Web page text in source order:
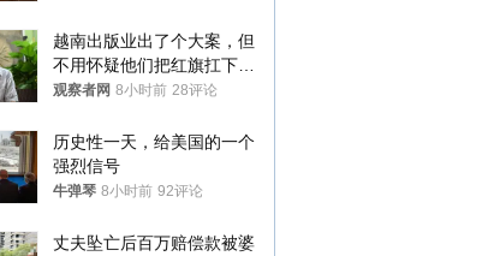
越南出版业出了个大案，但
不用怀疑他们把红旗扛下去
的决心
观察者网 8小时前 28评论
历史性一天，给美国的一个
强烈信号
牛弹琴 8小时前 92评论
丈夫坠亡后百万赔偿款被婆